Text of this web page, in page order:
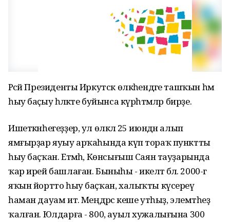
Рәсәй Президенты Иркутск өлкәһендәге ташҡын һәм
һыу баҫыу һәләкәте буйынса күрһәтмәләр бирҙе.
Ишеткәнһегеҙҙер, ул өлкәлә 25 июндән алып
ямғырҙар яуыу арҡаһында күп тораҡ пунктты
һыу баҫҡан. Етмәһә, Көнсығыш Саян тауҙарында
ҡар ирей башлаған. Быныһы - икеләтә бәлә. 2000-гә
яҡын йортто һыу баҫҡан, халыҡты күсереү
һаман дауам итә. Меңдәрсә кеше утһыҙ, элемтәһеҙ
ҡалған. Юлдарға - 800, ауыл хужалығына 300